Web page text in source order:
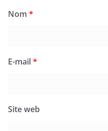
Nom *
E-mail*
Site web